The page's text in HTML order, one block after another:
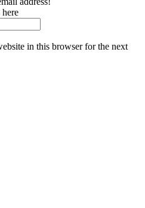
here
in this browser for the next